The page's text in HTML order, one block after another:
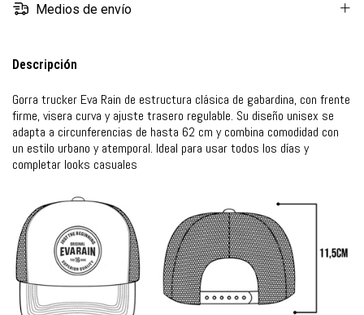
Medios de envío
Descripción
Gorra trucker Eva Rain de estructura clásica de gabardina, con frente
firme, visera curva y ajuste trasero regulable. Su diseño unisex se
adapta a circunferencias de hasta 62 cm y combina comodidad con
un estilo urbano y atemporal. Ideal para usar todos los días y
completar looks casuales